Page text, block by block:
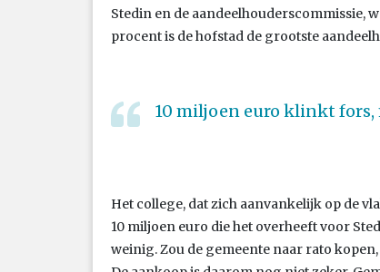
Stedin en de aandeelhouderscommissie,
procent is de hofstad de grootste
10 miljoen euro klinkt
Het college, dat zich aanvankelijk op de
10 miljoen euro die het overheeft voor
weinig. Zou de gemeente naar rato